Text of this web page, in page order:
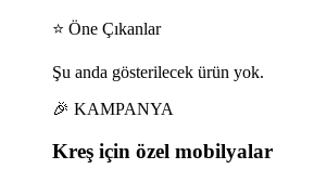
⭐ Öne Çıkanlar
Şu anda gösterilecek ürün yok.
🎉 KAMPANYA
Kreş için özel mobilyalar